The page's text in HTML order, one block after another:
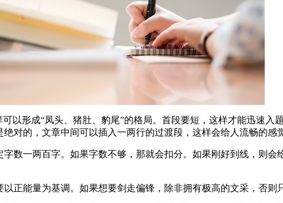
形成“凤头、猪肚、豹尾”的格局。首段要短，这样才能迅速入
对的，文章中间可以插入一两行的过渡段，这样会给人流畅的感
数一两百字。如果字数不够，那就会扣分。如果刚好到线，则会
正能量为基调。如果想要剑走偏锋，除非拥有极高的文采，否则